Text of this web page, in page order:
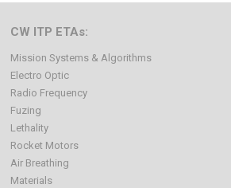
CW ITP ETAs:
Mission Systems & Algorithms
Electro Optic
Radio Frequency
Fuzing
Lethality
Rocket Motors
Air Breathing
Materials